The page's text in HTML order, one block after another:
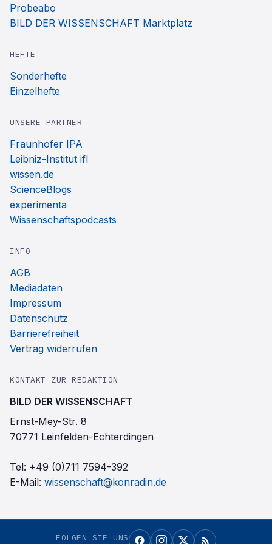
Probeabo
BILD DER WISSENSCHAFT Marktplatz
HEFTE
Sonderhefte
Einzelhefte
UNSERE PARTNER
Fraunhofer IPA
Leibniz-Institut ifl
wissen.de
ScienceBlogs
experimenta
Wissenschaftspodcasts
INFO
AGB
Mediadaten
Impressum
Datenschutz
Barrierefreiheit
Vertrag widerrufen
KONTAKT ZUR REDAKTION
BILD DER WISSENSCHAFT
Ernst-Mey-Str. 8
70771 Leinfelden-Echterdingen
Tel: +49 (0)711 7594-392
E-Mail: wissenschaft@konradin.de
FOLGEN SIE UNS